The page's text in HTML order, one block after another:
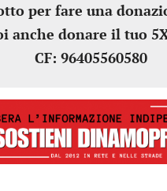
per fare una
anche donare il tuo
CF: 96405560580